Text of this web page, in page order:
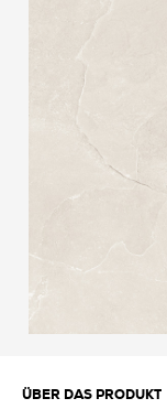
ÜBER DAS PRODUKT